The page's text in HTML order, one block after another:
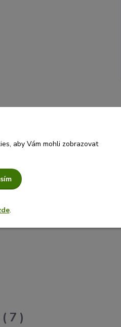
7
aby Vám mohli zobrazovat
.